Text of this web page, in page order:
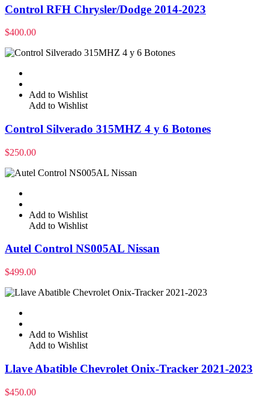
Control RFH Chrysler/Dodge 2014-2023
$400.00
Add to Wishlist
Add to Wishlist
Control Silverado 315MHZ 4 y 6 Botones
$250.00
Add to Wishlist
Add to Wishlist
Autel Control NS005AL Nissan
$499.00
Add to Wishlist
Add to Wishlist
Llave Abatible Chevrolet Onix-Tracker 2021-2023
$450.00